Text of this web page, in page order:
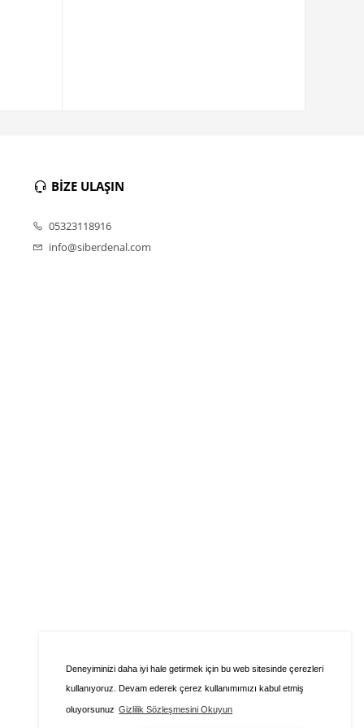
Deneyiminizi daha iyi hale getirmek için bu web sitesinde çerezleri
kullanıyoruz. Devam ederek çerez kullanımımızı kabul etmiş
oluyorsunuz Gizlilik Sözleşmesini Okuyun
BİZE ULAŞIN
05323118916
info@siberdenal.com